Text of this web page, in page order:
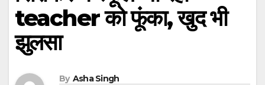
teacher को फूंका, खुद भी
झुलसा
By Asha Singh